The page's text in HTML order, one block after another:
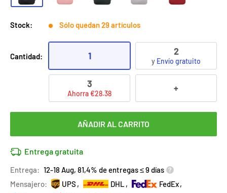
Stock: Sólo quedan 29 artículos
Cantidad: 1 2
y Envío gratuito
3
Ahorra €28.38 +
AÑADIR AL CARRITO
Entrega gratuita
Entrega: 12-18 Aug, 81,4% de entregas ≤ 9 días
Mensajero:
UPS DHL
FedEx